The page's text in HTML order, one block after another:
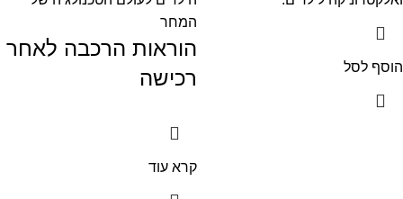
הוסף לסל
המחר
הוראות הרכבה לאחר
רכישה
קרא עוד